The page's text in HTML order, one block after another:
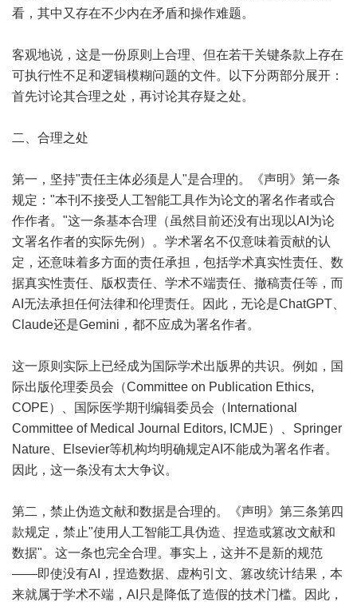
看，其中又存在不少内在矛盾和操作难题。
客观地说，这是一份原则上合理、但在若干关键条款上存在
可执行性不足和逻辑模糊问题的文件。以下分两部分展开：
首先讨论其合理之处，再讨论其存疑之处。
二、合理之处
第一，坚持"责任主体必须是人"是合理的。《声明》第一条
规定："本刊不接受人工智能工具作为论文的署名作者或合
作作者。"这一条基本合理（虽然目前还没有出现以AI为论
文署名作者的实际先例）。学术署名不仅意味着贡献的认
定，还意味着多方面的责任承担，包括学术真实性责任、数
据真实性责任、版权责任、学术不端责任、撤稿责任等，而
AI无法承担任何法律和伦理责任。因此，无论是ChatGPT、
Claude还是Gemini，都不应成为署名作者。
这一原则实际上已经成为国际学术出版界的共识。例如，国
际出版伦理委员会（Committee on Publication Ethics,
COPE）、国际医学期刊编辑委员会（International
Committee of Medical Journal Editors, ICMJE）、Springer
Nature、Elsevier等机构均明确规定AI不能成为署名作者。
因此，这一条没有太大争议。
第二，禁止伪造文献和数据是合理的。《声明》第三条第四
款规定，禁止"使用人工智能工具伪造、捏造或篡改文献和
数据"。这一条也完全合理。事实上，这并不是新的规范
——即使没有AI，捏造数据、虚构引文、篡改统计结果，本
来就属于学术不端，AI只是降低了造假的技术门槛。因此，